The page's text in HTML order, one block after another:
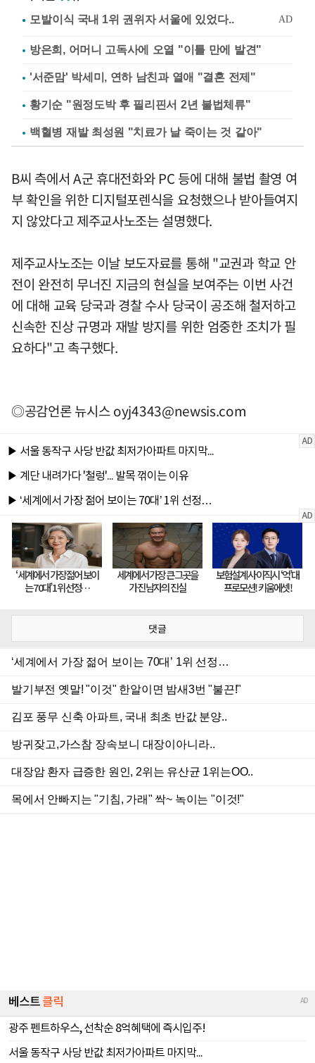
방은희, 어머니 고독사에 오열 "이틀 만에 발견"
'서준맘' 박세미, 연하 남친과 열애 "결혼 전제"
황기순 "원정도박 후 필리핀서 2년 불법체류"
백혈병 재발 최성원 "치료가 날 죽이는 것 같아"
B씨 측에서 A군 휴대전화와 PC 등에 대해 불법 촬영 여
부 확인을 위한 디지털포렌식을 요청했으나 받아들여지
지 않았다고 제주교사노조는 설명했다.
제주교사노조는 이날 보도자료를 통해 "교권과 학교 안
전이 완전히 무너진 지금의 현실을 보여주는 이번 사건
에 대해 교육 당국과 경찰 수사 당국이 공조해 철저하고
신속한 진상 규명과 재발 방지를 위한 엄중한 조치가 필
요하다"고 촉구했다.
◎공감언론 뉴시스oyj4343@newsis.com
댓글